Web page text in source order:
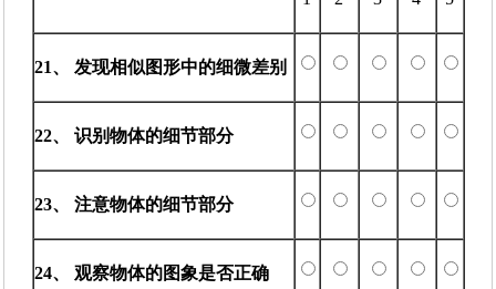
21、 发现相似图形中的细微差别
22、 识别物体的细节部分
23、 注意物体的细节部分
24、 观察物体的图象是否正确